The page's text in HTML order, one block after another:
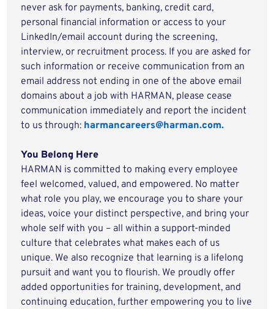
never ask for payments, banking, credit card,
personal financial information or access to your
LinkedIn/email account during the screening,
interview, or recruitment process. If you are asked for
such information or receive communication from an
email address not ending in one of the above email
domains about a job with HARMAN, please cease
communication immediately and report the incident
to us through: harmancareers@harman.com.
You Belong Here
HARMAN is committed to making every employee
feel welcomed, valued, and empowered. No matter
what role you play, we encourage you to share your
ideas, voice your distinct perspective, and bring your
whole self with you – all within a support-minded
culture that celebrates what makes each of us
unique. We also recognize that learning is a lifelong
pursuit and want you to flourish. We proudly offer
added opportunities for training, development, and
continuing education, further empowering you to live